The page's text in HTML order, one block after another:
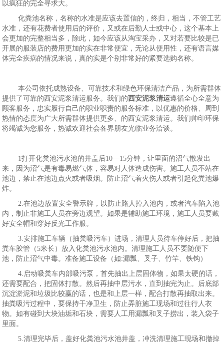
以疯狂的完全寻求大。
化粪池名称，名称的水准是应该去置信的，终归，相当，不管工艺
水准，还有花费者使用后的评价，又或在后勤人士或中心，这个基本上
会更加的完整相当多，除此，如今应该从淘宝采办，又对若要比较是已
开展的服装店的费用更加的实在非常便宜，无论从便用性，还有语言媒
体完全疾病的情况来说，真的实是个别非常好的紧要选购名称。
本公司依托成熟设备、可靠技术和绿色环保清洁产品，为所需群体
提供了可靠的西安泥浆清运服务。我们的西安泥浆清运遵循全心全意为
顾客服务，忠实履行自己的职业职责的服务标准，以优惠的价格、周到
热情的态度为广大所需群体提供更多、的西安泥浆清运。我们帅印环保
将竭诚为您服务，热诚欢迎社会各界朋友光临业务洽谈。
1打开化粪池污水池的井盖后10—15分钟，让里面的沼气散发出
来，因为沼气是有毒易燃气体，容易对人体造成伤害。施工人员不站在
池边，禁止在池边点火或者吸烟。防止沼气着火伤人或者引起化粪池爆
炸。
2.在池边放置安全警示牌，以防止路人掉入池内，或者汽车陷入池
内，制止非施工人员在旁边观望。如果是辅助施工环境，施工人员要戴
好安全帽和穿好反光工作服。
3.安排施工车辆（抽粪吸污车）进场，清理人员待车停好后，把抽
粪车胶管（5米长）放入化粪池污水池内。清理施工人员不要随便下
池，防止沼气中毒。准备施工设备（如:漏瓢、叉子、竹竿、铁钩）
4.启动吸粪车内部吸污泵，首先抽出上层固体物，如果太硬的话，
还需要配合，把固体打散。然后再抽中层污水，直到抽完为止。后底部
沉淀淤泥和垃圾比较赢的话，也是和上层一样，配合打散再抽取出来。
抽粪吸污过程中，要保持干净卫生，防止弄脏施工现场和过往行人衣
物。如有碰到大块油垢和石块，需要人工用漏瓢和叉子捞出，装入袋子
里面。
5.清理完毕后，盖好化粪池污水池井盖，冲洗清理施工现场和撤掉